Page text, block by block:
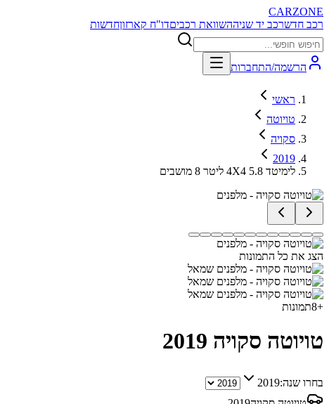
CARZONE
רכב חדשרכב יד שניההשוואת רכביםדו"ח קארזוןחדשות
הרשמה/התחברות
ראשי
טויוטה
סקויה
2019
לימיטד 4X4 5.8 ליטר 8 מושבים
הצג את כל התמונות
+
8תמונות
טויוטה סקויה 2019
בחרו שנה:2019